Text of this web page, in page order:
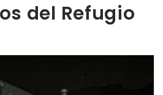
del Refugio